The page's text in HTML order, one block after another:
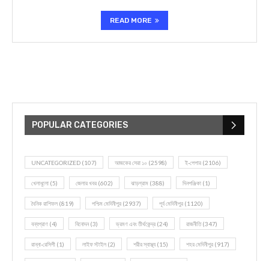
READ MORE
POPULAR CATEGORIES
UNCATEGORIZED (107) আজকের সেরা ১০ (2598) ই-পেপার (2106)
খেলাধূলো (5) জেলার খবর (602) ঝাড়গ্রাম (388) দিনপঞ্জিকা (1)
দৈনিক রাশিফল (819) পশ্চিম মেদিনীপুর (2937) পূর্ব মেদিনীপুর (1120)
বন্যপ্রাণ (4) বিনোদন(3) ভ্রমণ এবং তীর্থকেন্দ্র (24) রাজনীতি(347)
রান্না-রেসিপী (1) লাইফ স্টাইল (2) শরীর স্বাস্থ্য (15) শহর মেদিনীপুর (917)